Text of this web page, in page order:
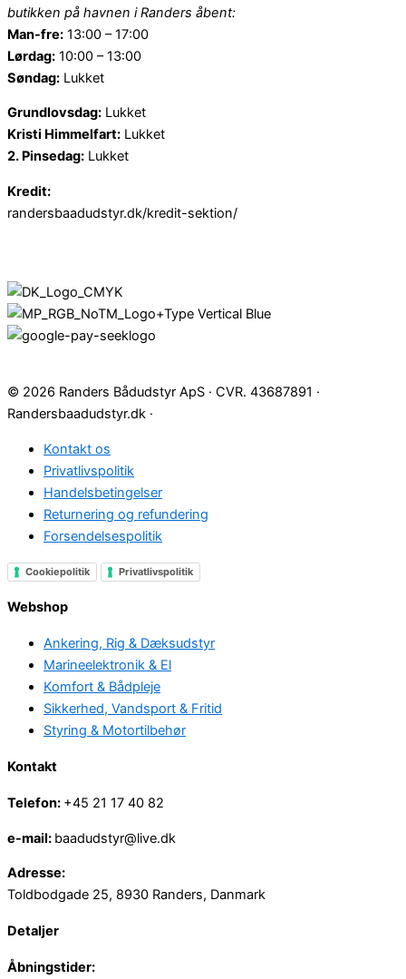
butikken på havnen i Randers åbent:
Man-fre: 13:00 – 17:00
Lørdag: 10:00 – 13:00
Søndag: Lukket
Grundlovsdag: Lukket
Kristi Himmelfart: Lukket
2. Pinsedag: Lukket
Kredit:
randersbaadudstyr.dk/kredit-sektion/
© 2026 Randers Bådudstyr ApS · CVR. 43687891 ·
Randersbaadudstyr.dk ·
Kontakt os
Privatlivspolitik
Handelsbetingelser
Returnering og refundering
Forsendelsespolitik
Cookiepolitik Privatlivspolitik
Webshop
Ankering, Rig & Dæksudstyr
Marineelektronik & El
Komfort & Bådpleje
Sikkerhed, Vandsport & Fritid
Styring & Motortilbehør
Kontakt
Telefon: +45 21 17 40 82
e-mail: baadudstyr@live.dk
Adresse:
Toldbodgade 25, 8930 Randers, Danmark
Detaljer
Åbningstider: